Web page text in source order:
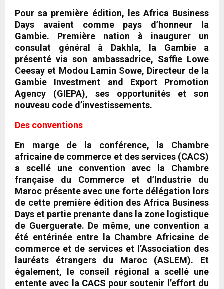
Pour sa première édition, les Africa Business
Days avaient comme pays d’honneur la
Gambie. Première nation à inaugurer un
consulat général à Dakhla, la Gambie a
présenté via son ambassadrice, Saffie Lowe
Ceesay et Modou Lamin Sowe, Directeur de la
Gambie Investment and Export Promotion
Agency (GIEPA), ses opportunités et son
nouveau code d’investissements.
Des conventions
En marge de la conférence, la Chambre
africaine de commerce et des services (CACS)
a scellé une convention avec la Chambre
française du Commerce et d’Industrie du
Maroc présente avec une forte délégation lors
de cette première édition des Africa Business
Days et partie prenante dans la zone logistique
de Guerguerate. De même, une convention a
été entérinée entre la Chambre Africaine de
commerce et de services et l’Association des
lauréats étrangers du Maroc (ASLEM). Et
également, le conseil régional a scellé une
entente avec la CACS pour soutenir l’effort du